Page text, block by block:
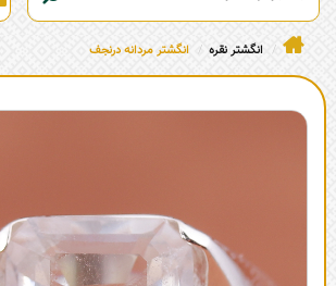
انگشتر نقره انگشتر مردانه درنجف